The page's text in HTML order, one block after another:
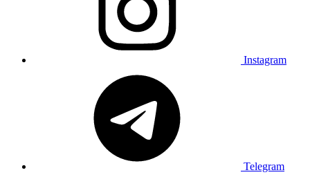
Instagram
Telegram